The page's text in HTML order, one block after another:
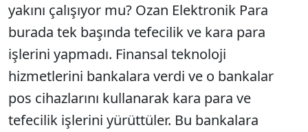
yakını çalışıyor mu? Ozan Elektronik Para
burada tek başında tefecilik ve kara para
işlerini yapmadı. Finansal teknoloji
hizmetlerini bankalara verdi ve o bankalar
pos cihazlarını kullanarak kara para ve
tefecilik işlerini yürüttüler. Bu bankalara